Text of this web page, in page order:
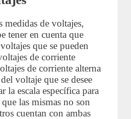
medidas de voltajes,
tener en cuenta que
que se pueden
de corriente
de corriente alterna
voltaje que se desee
la escala específica para
las mismas no son
cuentan con ambas